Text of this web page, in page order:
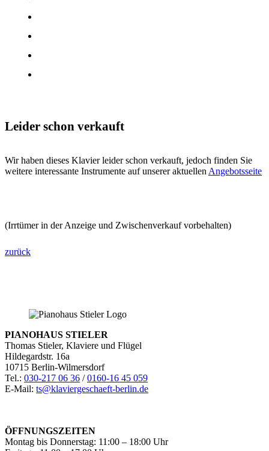
Leider schon verkauft
Wir haben dieses Klavier leider schon verkauft, jedoch finden Sie
weitere interessante Instrumente auf unserer aktuellen Angebotsseite
(Irrtümer in der Anzeige und Zwischenverkauf vorbehalten)
zurück
PIANOHAUS STIELER
Thomas Stieler, Klaviere und Flügel
Hildegardstr. 16a
10715 Berlin-Wilmersdorf
Tel.: 030-217 06 36 /0160-16 45 059
E-Mail: ts@klaviergeschaeft-berlin.de
ÖFFNUNGSZEITEN
Montag bis Donnerstag: 11:00 – 18:00 Uhr